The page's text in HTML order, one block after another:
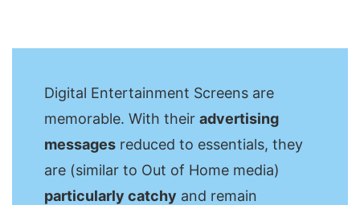
Digital Entertainment Screens are
memorable. With their advertising
messages reduced to essentials, they
are (similar to Out of Home media)
particularly catchy and remain